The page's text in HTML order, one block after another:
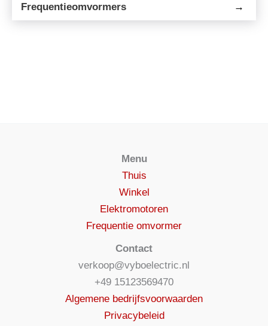
Frequentieomvormers →
Menu
Thuis
Winkel
Elektromotoren
Frequentie omvormer
Contact
verkoop@vyboelectric.nl
+49 15123569470
Algemene bedrijfsvoorwaarden
Privacybeleid